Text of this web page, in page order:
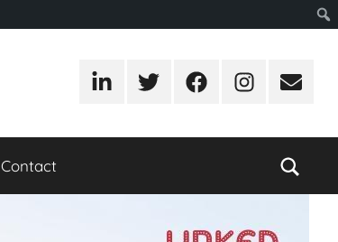
LinkedInTwitterFacebookInstagram
E-
Contact